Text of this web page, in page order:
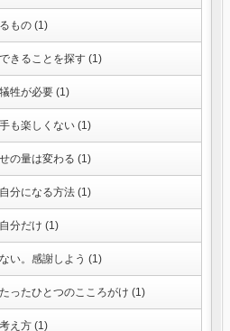
もの (1)
きることを探す (1)
牲が必要 (1)
も楽しくない (1)
の量は変わる (1)
分になる方法 (1)
分だけ (1)
い。感謝しよう (1)
ったひとつのこころがけ (1)
え方 (1)